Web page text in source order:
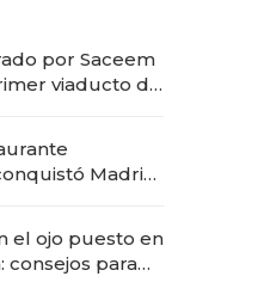
por Saceem
viaducto de
Madrid:
apertura
el ojo puesto en
consejos para